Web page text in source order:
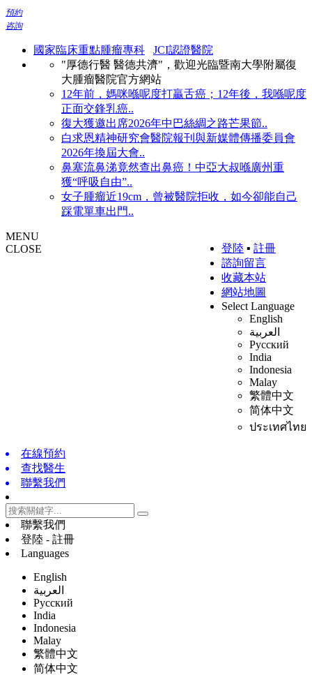
預約
咨詢
國家臨床重點腫瘤專科
JCI認證醫院
"厚德行醫 醫德共濟"，歡迎光臨暨南大學附屬復
大腫瘤醫院官方網站
12年前，媽咪喺呢度打贏舌癌；12年後，我喺呢度
正面交鋒乳癌..
復大獲邀出席2026年中巴絲綢之路芒果節..
白求恩精神研究會醫院報刊與新媒體傳播委員會
2026年換屆大會..
鼻塞流鼻涕竟然查出鼻癌！中亞大叔喺廣州重
獲“呼吸自由”..
女子腫瘤近19cm，曾被醫院拒收，如今卻能自己
踩電單車出門..
登陸 ▪ 註冊
諮詢留言
收藏本站
網站地圖
Select Language
English
العربية
Русский
India
Indonesia
Malay
繁體中文
简体中文
ประเทศไทย
MENU
CLOSE
在線預約
查找醫生
聯繫我們
聯繫我們
登陸 - 註冊
Languages
English
العربية
Русский
India
Indonesia
Malay
繁體中文
简体中文